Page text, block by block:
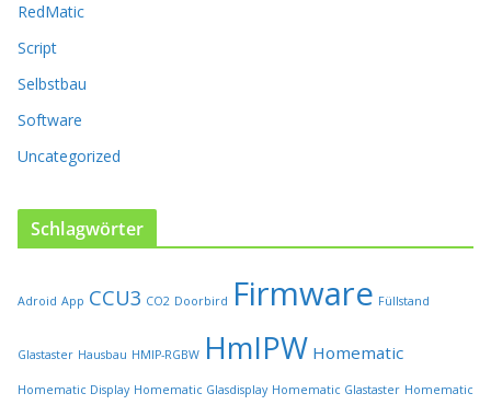
s
e
t
g
e
l
d
e
RedMatic
Script
Selbstbau
Software
Uncategorized
Schlagwörter
Adroid App CCU3 CO2 Doorbird Firmware Füllstand
Glastaster Hausbau HMIP-RGBW HmIPW Homematic
Homematic Display Homematic Glasdisplay Homematic Glastaster Homematic